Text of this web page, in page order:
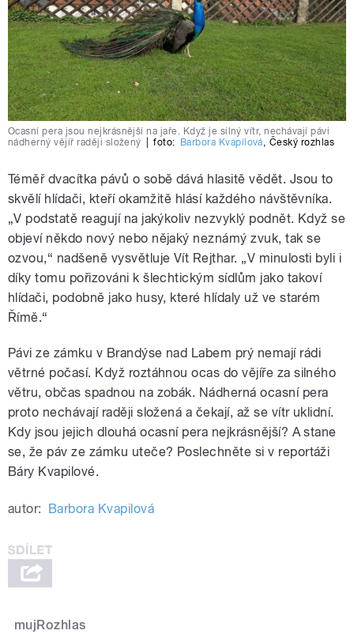
Ocasní pera jsou nejkrásnější na jaře. Když je silný vítr, nechávají pávi
nádherný vějíř raději složený
foto: Barbora Kvapilová, Český rozhlas
Téměř dvacítka pávů o sobě dává hlasitě vědět. Jsou to
skvělí hlídači, kteří okamžitě hlásí každého návštěvníka.
„V podstatě reagují na jakýkoliv nezvyklý podnět. Když se
objeví někdo nový nebo nějaký neznámý zvuk, tak se
ozvou,“ nadšeně vysvětluje Vít Rejthar. „V minulosti byli i
díky tomu pořizováni k šlechtickým sídlům jako takoví
hlídači, podobně jako husy, které hlídaly už ve starém
Římě.“
Pávi ze zámku v Brandýse nad Labem prý nemají rádi
větrné počasí. Když roztáhnou ocas do vějíře za silného
větru, občas spadnou na zobák. Nádherná ocasní pera
proto nechávají raději složená a čekají, až se vítr uklidní.
Kdy jsou jejich dlouhá ocasní pera nejkrásnější? A stane
se, že páv ze zámku uteče? Poslechněte si v reportáži
Báry Kvapilové.
autor: Barbora Kvapilová
mujRozhlas